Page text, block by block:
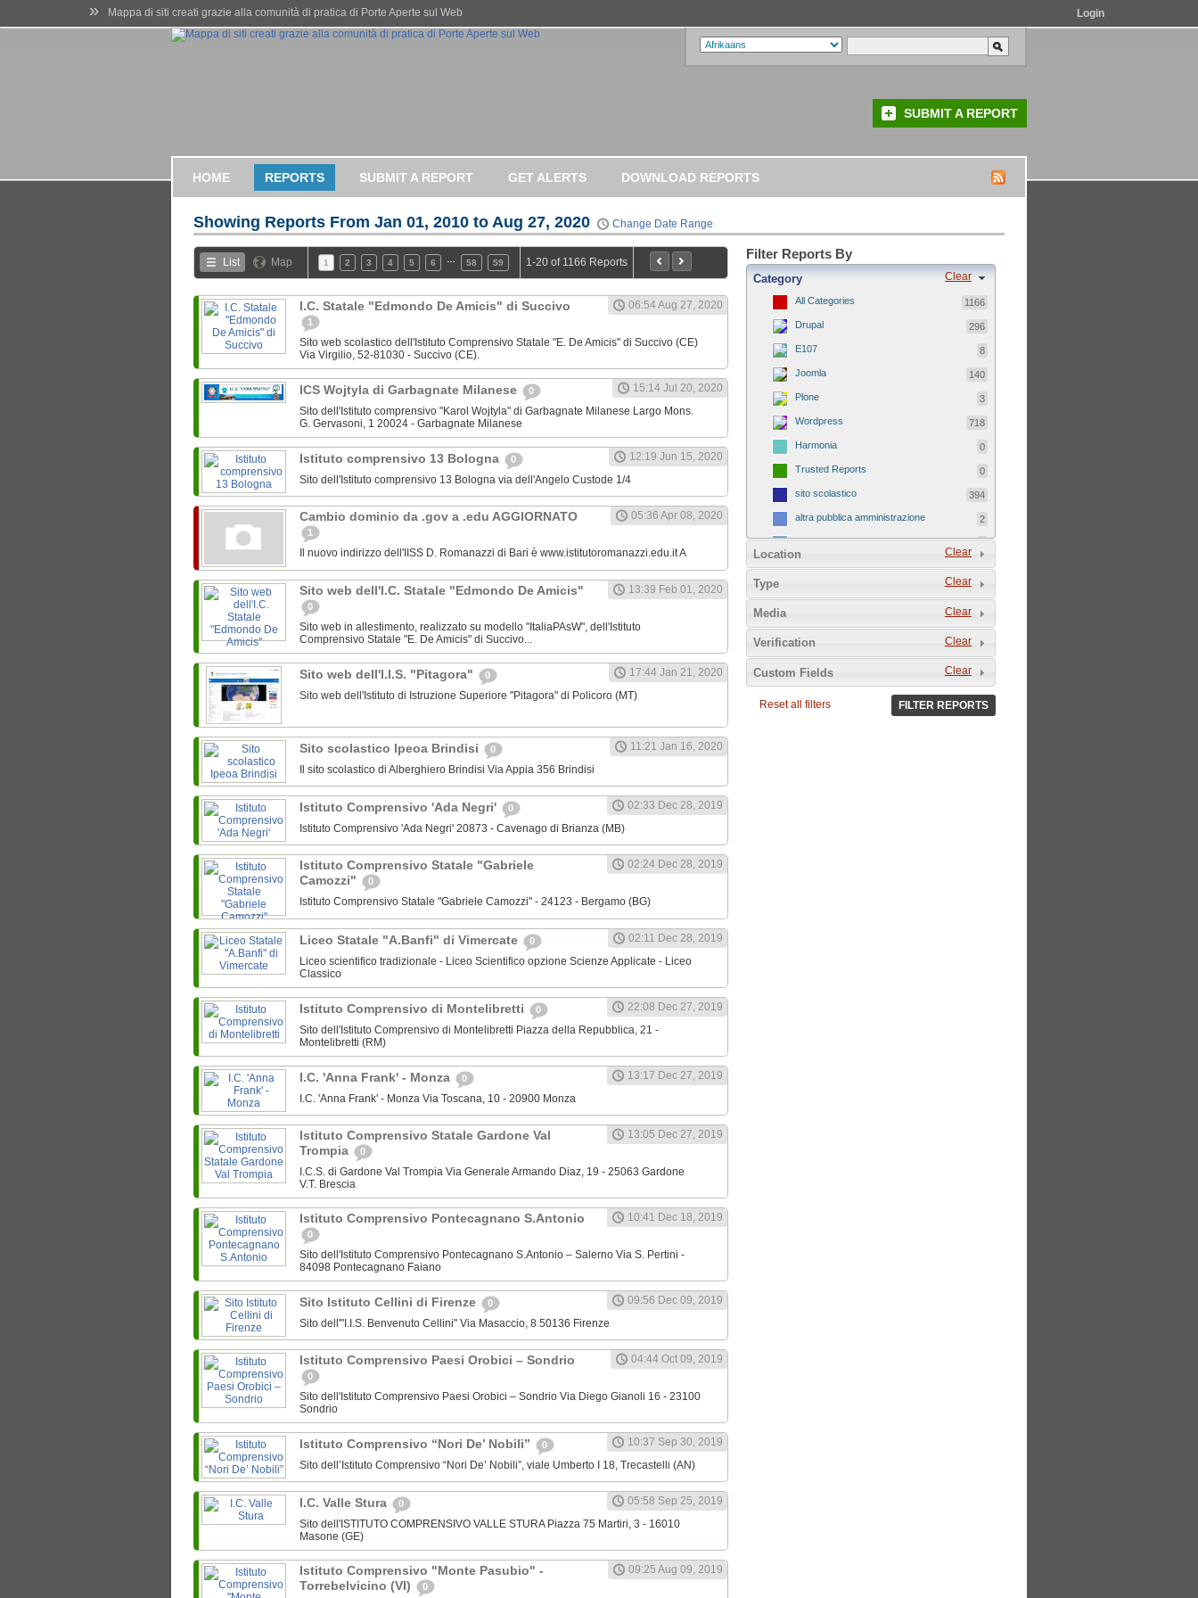
» Mappa di siti creati grazie alla comunità di pratica di Porte Aperte sul Web Login
SUBMIT A REPORT
HOME REPORTS SUBMIT A REPORT GET ALERTS DOWNLOAD REPORTS
Showing Reports From Jan 01, 2010 to Aug 27, 2020 Change Date Range
List Map 1 2 3 4 5 6 58 59 1-20 of 1166 Reports
I.C. Statale "Edmondo De Amicis" di Succivo
1
06:54 Aug 27, 2020
Sito web scolastico dell'Istituto Comprensivo Statale "E. De Amicis" di Succivo (CE)
Via Virgilio, 52-81030 - Succivo (CE).
ICS Wojtyla di Garbagnate Milanese 0
15:14 Jul 20, 2020
Sito dell'Istituto comprensivo "Karol Wojtyla" di Garbagnate Milanese Largo Mons.
G. Gervasoni, 1 20024 - Garbagnate Milanese
Istituto comprensivo 13 Bologna 0
12:19 Jun 15, 2020
Sito dell'Istituto comprensivo 13 Bologna via dell'Angelo Custode 1/4
Cambio dominio da .gov a .edu AGGIORNATO
1
05:36 Apr 08, 2020
Il nuovo indirizzo dell'IISS D. Romanazzi di Bari è www.istitutoromanazzi.edu.it A
Sito web dell'I.C. Statale "Edmondo De Amicis"
0
13:39 Feb 01, 2020
Sito web in allestimento, realizzato su modello "ItaliaPAsW", dell'Istituto
Comprensivo Statale "E. De Amicis" di Succivo...
Sito web dell'I.I.S. "Pitagora" 0
17:44 Jan 21, 2020
Sito web dell'Istituto di Istruzione Superiore "Pitagora" di Policoro (MT)
Sito scolastico Ipeoa Brindisi 0
11:21 Jan 16, 2020
Il sito scolastico di Alberghiero Brindisi Via Appia 356 Brindisi
Istituto Comprensivo 'Ada Negri' 0
02:33 Dec 28, 2019
Istituto Comprensivo 'Ada Negri' 20873 - Cavenago di Brianza (MB)
Istituto Comprensivo Statale "Gabriele
Camozzi"
0
02:24 Dec 28, 2019
Istituto Comprensivo Statale "Gabriele Camozzi" - 24123 - Bergamo (BG)
Liceo Statale "A.Banfi" di Vimercate 0
02:11 Dec 28, 2019
Liceo scientifico tradizionale - Liceo Scientifico opzione Scienze Applicate - Liceo
Classico
Istituto Comprensivo di Montelibretti 0
22:08 Dec 27, 2019
Sito dell'Istituto Comprensivo di Montelibretti Piazza della Repubblica, 21 -
Montelibretti (RM)
I.C. 'Anna Frank' - Monza 0
13:17 Dec 27, 2019
I.C. 'Anna Frank' - Monza Via Toscana, 10 - 20900 Monza
Istituto Comprensivo Statale Gardone Val
Trompia
0
13:05 Dec 27, 2019
I.C.S. di Gardone Val Trompia Via Generale Armando Diaz, 19 - 25063 Gardone
V.T. Brescia
Istituto Comprensivo Pontecagnano S.Antonio
0
10:41 Dec 18, 2019
Sito dell'Istituto Comprensivo Pontecagnano S.Antonio – Salerno Via S. Pertini -
84098 Pontecagnano Faiano
Sito Istituto Cellini di Firenze 0
09:56 Dec 09, 2019
Sito dell'"I.I.S. Benvenuto Cellini" Via Masaccio, 8 50136 Firenze
Istituto Comprensivo Paesi Orobici – Sondrio
0
04:44 Oct 09, 2019
Sito dell'Istituto Comprensivo Paesi Orobici – Sondrio Via Diego Gianoli 16 - 23100
Sondrio
Istituto Comprensivo “Nori De’ Nobili” 0
10:37 Sep 30, 2019
Sito dell’Istituto Comprensivo “Nori De’ Nobili”, viale Umberto I 18, Trecastelli (AN)
I.C. Valle Stura 0
05:58 Sep 25, 2019
Sito dell'ISTITUTO COMPRENSIVO VALLE STURA Piazza 75 Martiri, 3 - 16010
Masone (GE)
Istituto Comprensivo "Monte Pasubio" -
Torrebelvicino (VI)
0
09:25 Aug 09, 2019
Filter Reports By
Clear
Category
All Categories 1166
Drupal 296
E107 8
Joomla 140
Plone 3
Wordpress 718
Harmonia 0
Trusted Reports 0
sito scolastico 394
altra pubblica amministrazione 2
sito tematico 8
Clear
Location
Clear
Type
Clear
Media
Clear
Verification
Clear
Custom Fields
Reset all filters FILTER REPORTS